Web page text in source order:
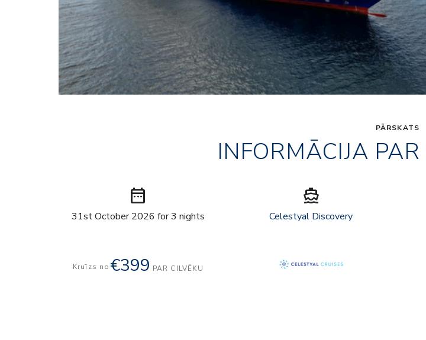
PĀRSKATS
INFORMĀCIJA
date_range
31st October 2026 for 3 nights
directions_boat
Celestyal Discovery
Kruīzs no €399 PAR CILVĒKU